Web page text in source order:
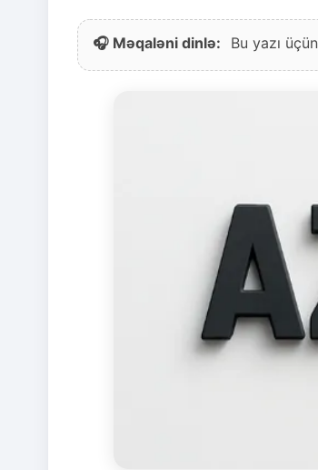
🎧 Məqaləni dinlə: Bu yazı